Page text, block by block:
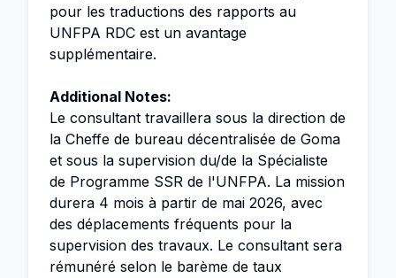
pour les traductions des rapports au
UNFPA RDC est un avantage
supplémentaire.
Additional Notes:
Le consultant travaillera sous la direction de
la Cheffe de bureau décentralisée de Goma
et sous la supervision du/de la Spécialiste
de Programme SSR de l'UNFPA. La mission
durera 4 mois à partir de mai 2026, avec
des déplacements fréquents pour la
supervision des travaux. Le consultant sera
rémunéré selon le barème de taux